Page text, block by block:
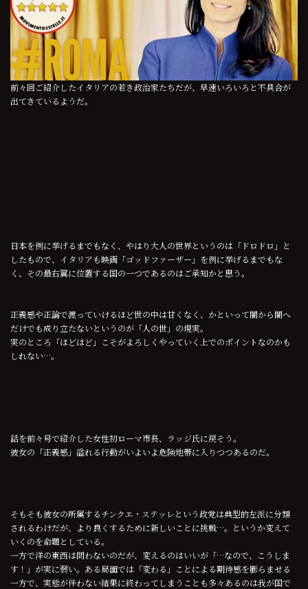
前々回ご紹介したイタリアの若き政治家たちだが、早速いろいろと不具合が
出てきているようだ。
日本を例に挙げるまでもなく、やはり大人の世界というのは「ドロドロ」と
したもので、イタリアも映画「ゴッドファーザー」を例に挙げるまでもな
く、その最右翼に位置する国の一つであるのはご承知かと思う。
正義感や正論で渡っていけるほど世の中は甘くなく、かといって闇から闇へ
だけでも成り立たないというのが「人の世」の現実。
実のところ「ほどほど」こそがよろしくやっていく上でのポイントなのかも
しれない…。
話を前々号で紹介した女性初ローマ市長、ラッジ氏に戻そう。
彼女の「正義感」溢れる行動がいよいよ危険地帯に入りつつあるのだ。
そもそも彼女の所属するチンクエ・ステッレという政党は典型的左派に分類
されるわけだが、より良くするために新しいことに挑戦…。というか変えて
いくのを命題としている。
一方で洋の東西は問わないのだが、変えるのはいいが「…なので、こうしま
す！」が実に弱い。ある局面では「変わる」ことによる期待感を膨らませる
一方で、実態が伴わない結果に終わってしまうことも多々あるのは我が国で